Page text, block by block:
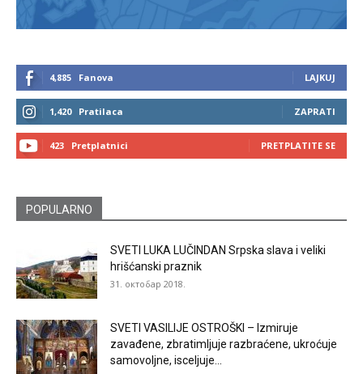
4,885 Fanova LAJKUJ
1,420 Pratilaca ZAPRATI
423 Pretplatnici PRETPLATITE SE
POPULARNO
SVETI LUKA LUČINDAN Srpska slava i veliki
hrišćanski praznik
31. октобар 2018.
SVETI VASILIJE OSTROŠKI – Izmiruje
zavađene, zbratimljuje razbraćene, ukroćuje
samovoljne, isceljuje...